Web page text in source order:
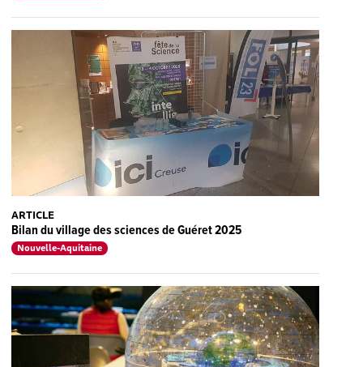
ARTICLE
Bilan du village des sciences de Guéret 2025
Nouvelle-Aquitaine